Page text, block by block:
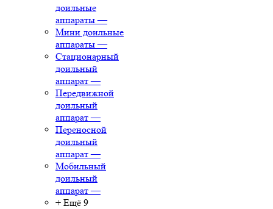
доильные
аппараты —
Мини доильные
аппараты —
Стационарный
доильный
аппарат —
Передвижной
доильный
аппарат —
Переносной
доильный
аппарат —
Мобильный
доильный
аппарат —
+ Ещё 9